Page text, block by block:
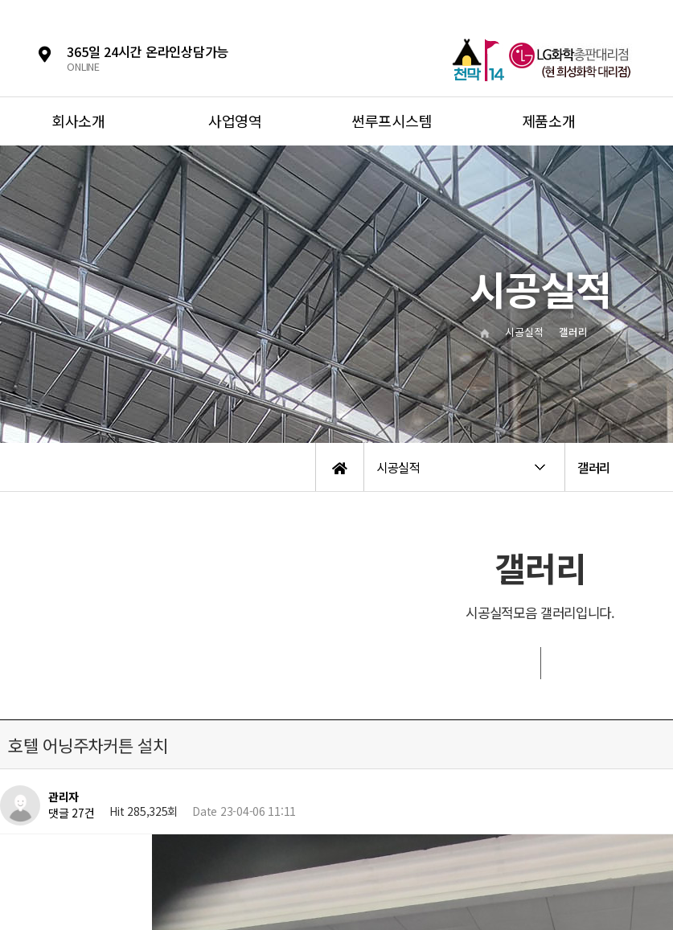
365일 24시간 온라인상담가능
ONLINE
회사소개 사업영역 썬루프시스템 제품소개
시공실적 갤러리
시공실적 갤러리
시공실적
갤러리
시공실적모음 갤러리입니다.
호텔 어닝주차커튼 설치
관리자
댓글 27건
Hit 285,325회 Date 23-04-06 11:11